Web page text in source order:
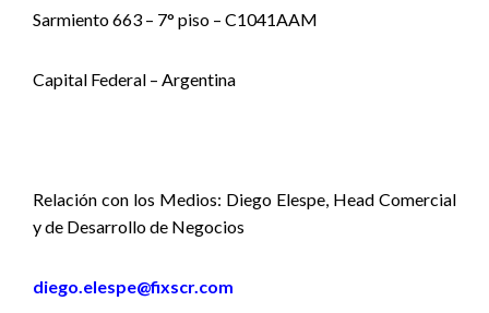
Sarmiento 663 – 7° piso – C1041AAM
Capital Federal – Argentina
Relación con los Medios: Diego Elespe, Head Comercial
y de Desarrollo de Negocios
diego.elespe@fixscr.com